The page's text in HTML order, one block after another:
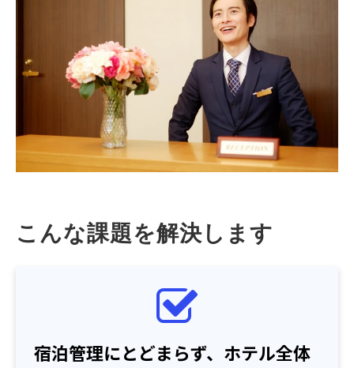
こんな課題を解決します
宿泊管理にとどまらず、ホテル全体